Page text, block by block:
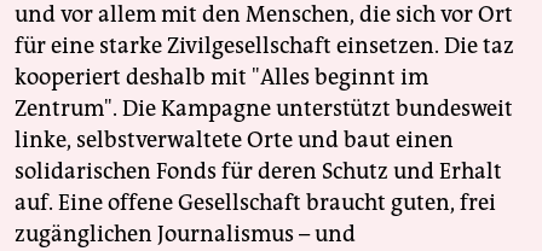
und vor allem mit den Menschen, die sich vor Ort
für eine starke Zivilgesellschaft einsetzen. Die taz
kooperiert deshalb mit "Alles beginnt im
Zentrum". Die Kampagne unterstützt bundesweit
linke, selbstverwaltete Orte und baut einen
solidarischen Fonds für deren Schutz und Erhalt
auf. Eine offene Gesellschaft braucht guten, frei
zugänglichen Journalismus – und